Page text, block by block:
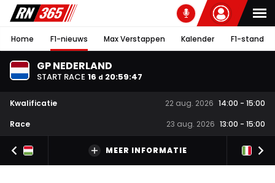
Home F1-nieuws Max Verstappen Kalender F1-stand
GP NEDERLAND
START RACE 16 d 20:59:46
Kwalificatie 22 aug. 2026 14:00 - 15:00
Race
23 aug. 2026 13:00 - 15:00
MEER INFORMATIE